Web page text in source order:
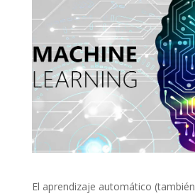
El aprendizaje automático